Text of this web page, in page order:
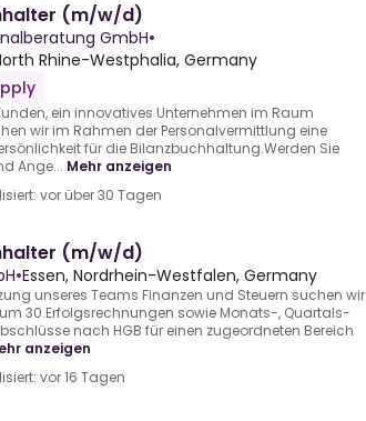
(m/w/d)
GmbH•
Rhine-Westphalia, Germany
ein innovatives Unternehmen im Raum
wir im Rahmen der Personalvermittlung eine
für die Bilanzbuchhaltung.Werden Sie
Ange... Mehr anzeigen
vor über 30 Tagen
(m/w/d)
•Essen, Nordrhein-Westfalen, Germany
unseres Teams Finanzen und Steuern suchen wir
30.Erfolgsrechnungen sowie Monats-, Quartals-
nach HGB für einen zugeordneten Bereich
anzeigen
vor 16 Tagen